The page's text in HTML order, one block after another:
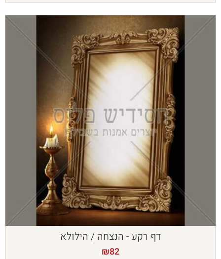
דף רקע - הנצחה / הילולא
₪82